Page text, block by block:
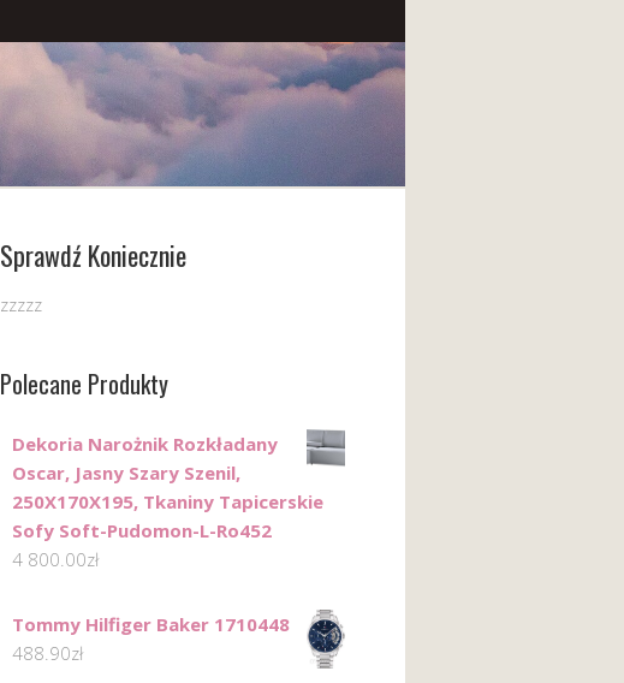
Sprawdź Koniecznie
zzzzz
Polecane Produkty
Dekoria Narożnik Rozkładany
Oscar, Jasny Szary Szenil,
250X170X195, Tkaniny Tapicerskie
Sofy Soft-Pudomon-L-Ro452
4 800.00zł
Tommy Hilfiger Baker 1710448
488.90zł